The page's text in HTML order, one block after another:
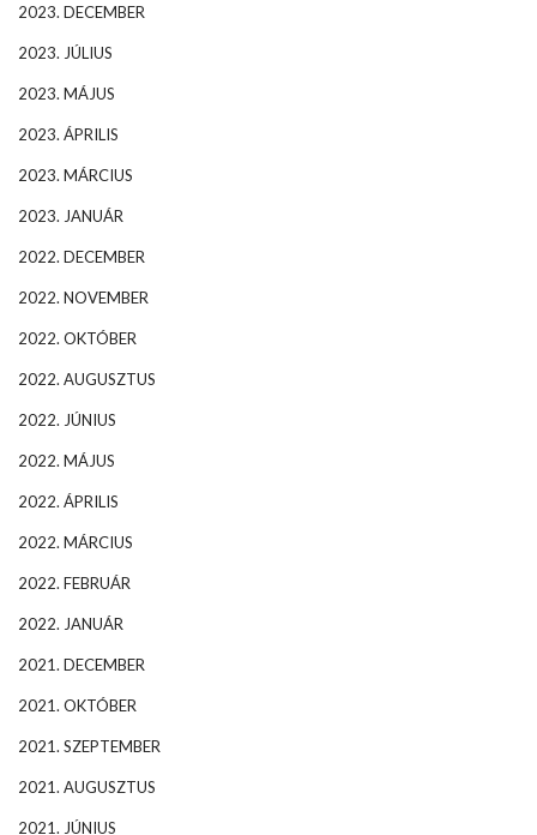
2023. DECEMBER
2023. JÚLIUS
2023. MÁJUS
2023. ÁPRILIS
2023. MÁRCIUS
2023. JANUÁR
2022. DECEMBER
2022. NOVEMBER
2022. OKTÓBER
2022. AUGUSZTUS
2022. JÚNIUS
2022. MÁJUS
2022. ÁPRILIS
2022. MÁRCIUS
2022. FEBRUÁR
2022. JANUÁR
2021. DECEMBER
2021. OKTÓBER
2021. SZEPTEMBER
2021. AUGUSZTUS
2021. JÚNIUS